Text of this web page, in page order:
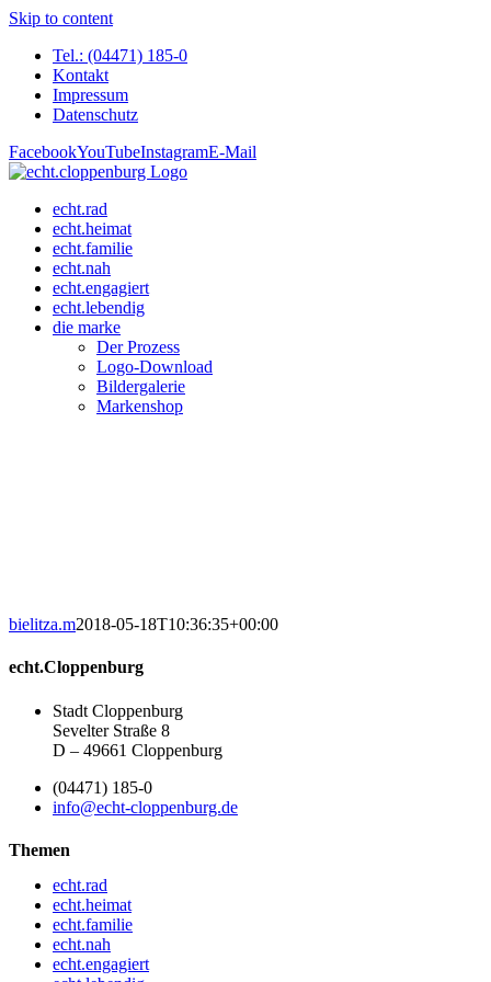
Skip to content
Tel.: (04471) 185-0
Kontakt
Impressum
Datenschutz
FacebookYouTubeInstagramE-Mail
echt.rad
echt.heimat
echt.familie
echt.nah
echt.engagiert
echt.lebendig
die marke
Der Prozess
Logo-Download
Bildergalerie
Markenshop
bielitza.m2018-05-18T10:36:35+00:00
echt.Cloppenburg
Stadt Cloppenburg
Sevelter Straße 8
D – 49661 Cloppenburg
(04471) 185-0
info@echt-cloppenburg.de
Themen
echt.rad
echt.heimat
echt.familie
echt.nah
echt.engagiert